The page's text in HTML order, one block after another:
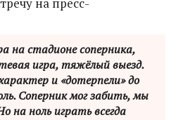
на стадионе соперника,
игра, тяжёлый выезд.
и «дотерпели» до
Соперник мог забить, мы
на ноль играть всегда